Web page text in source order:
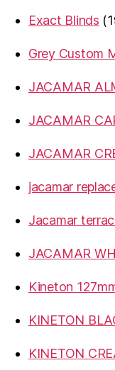
Exact Blinds
Grey Custom
JACAMAR
JACAMAR
JACAMAR
jacamar
Jacamar
JACAMAR
Kineton
KINETON
KINETON